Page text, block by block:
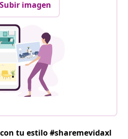
imagen
tu estilo #sharemevidaxl